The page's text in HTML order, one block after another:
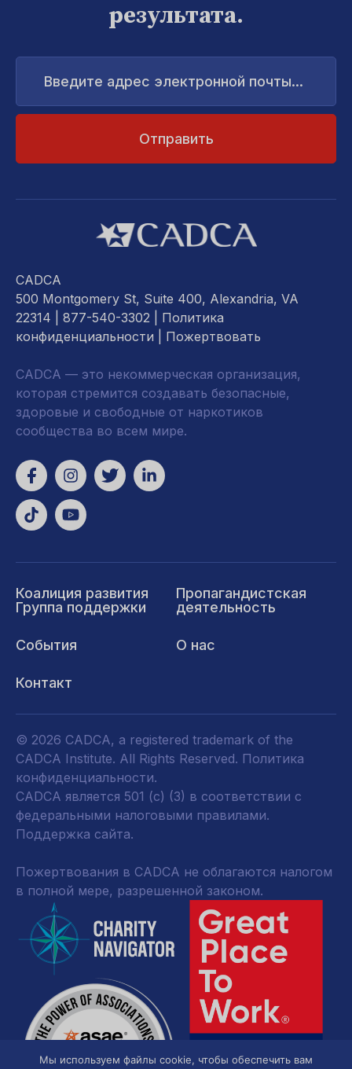
результата.
Введите
адрес
электронной
CADCA
500 Montgomery St, Suite 400, Alexandria, VA
22314 | 877-540-3302 | Политика
конфиденциальности
Пожертвовать
CADCA — это некоммерческая организация,
которая стремится создавать безопасные,
здоровые и свободные от наркотиков
сообщества во всем мире.
Коалиция развития
Группа поддержки
Пропагандистская
деятельность
События О нас
Контакт
© 2026 CADCA, a registered trademark of the
CADCA Institute. All Rights Reserved. Политика
конфиденциальности.
CADCA является 501 (c) (3) в соответствии с
федеральными налоговыми правилами.
Поддержка сайта.
Пожертвования в CADCA не облагаются налогом
в полной мере, разрешенной законом.
Мы используем файлы cookie, чтобы обеспечить вам